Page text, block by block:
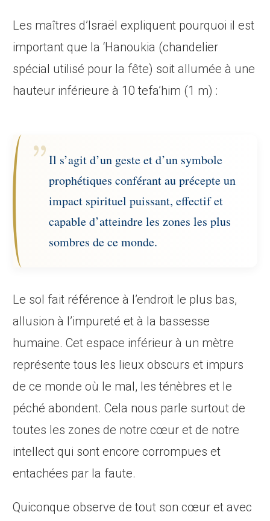
Les maîtres d’Israël expliquent pourquoi il est
important que la ‘Hanoukia (chandelier
spécial utilisé pour la fête) soit allumée à une
hauteur inférieure à 10 tefa’him (1 m) :
Il s’agit d’un geste et d’un symbole
prophétiques conférant au précepte un
impact spirituel puissant, effectif et
capable d’atteindre les zones les plus
sombres de ce monde.
Le sol fait référence à l’endroit le plus bas,
allusion à l’impureté et à la bassesse
humaine. Cet espace inférieur à un mètre
représente tous les lieux obscurs et impurs
de ce monde où le mal, les ténèbres et le
péché abondent. Cela nous parle surtout de
toutes les zones de notre cœur et de notre
intellect qui sont encore corrompues et
entachées par la faute.
Quiconque observe de tout son cœur et avec